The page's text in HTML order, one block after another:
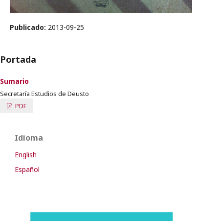
Publicado: 2013-09-25
Portada
Sumario
Secretaría Estudios de Deusto
PDF
Idioma
English
Español